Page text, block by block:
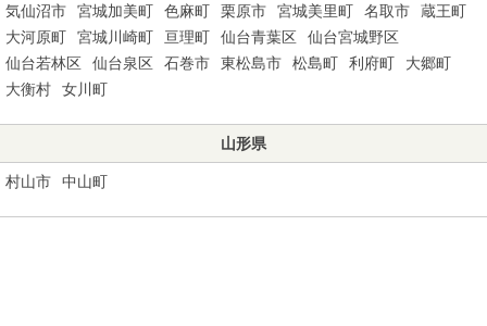
気仙沼市 宮城加美町 色麻町 栗原市 宮城美里町 名取市
蔵王町
大河原町
宮城川崎町 亘理町 仙台青葉区
仙台宮城野区
仙台若林区
仙台泉区 石巻市 東松島市 松島町 利府町
大郷町
大衡村
女川町
山形県
村山市 中山町